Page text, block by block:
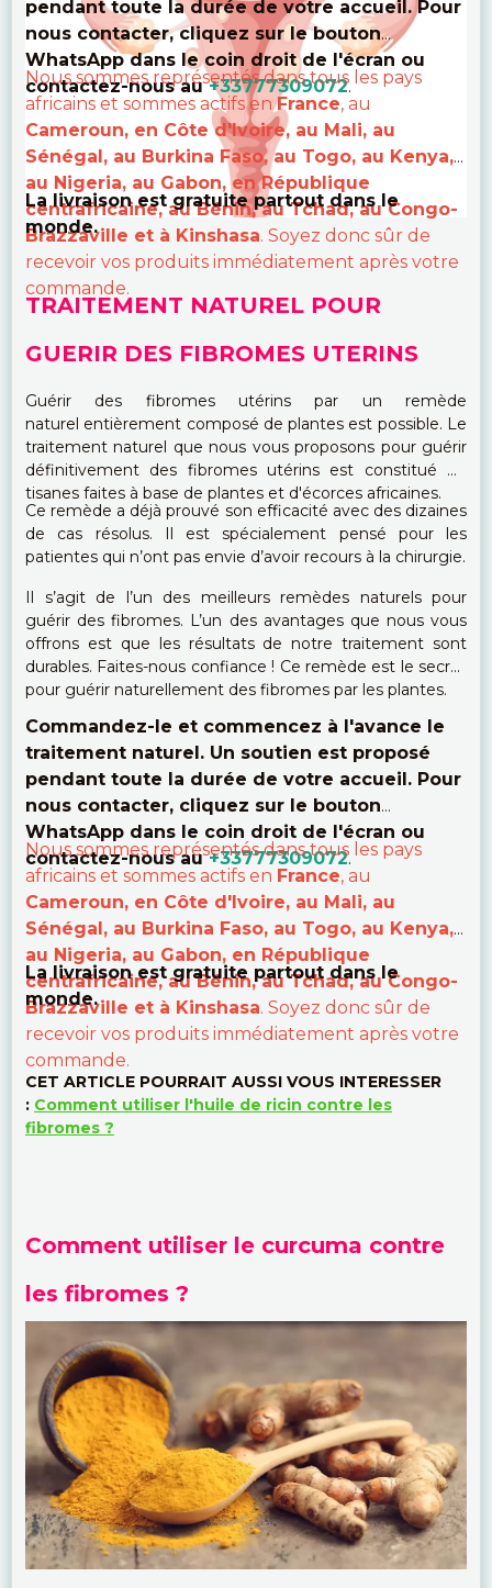
pendant toute la durée de votre accueil. Pour
nous contacter, cliquez sur le bouton
WhatsApp dans le coin droit de l'écran ou
contactez-nous au+33777309072.
Nous sommes représentés dans tous les pays
africains et sommes actifs enFrance, au
Cameroun, en Côte d'Ivoire, au Mali, au
Sénégal, au Burkina Faso, au Togo, au Kenya,
au Nigeria, au Gabon, en République
centrafricaine, au Bénin, au Tchad, au Congo-
Brazzaville et à Kinshasa. Soyez donc sûr de
recevoir vos produits immédiatement après votre
commande.
La livraison est gratuite partout dans le
monde.
TRAITEMENT NATUREL POUR
GUERIR DES FIBROMES UTERINS
Guérir des fibromes utérins par un remède
naturel entièrement composé de plantes est possible. Le
traitement naturel que nous vous proposons pour guérir
définitivement des fibromes utérins est constitué de
tisanes faites à base de plantes et d'écorces africaines.
Ce remède a déjà prouvé son efficacité avec des dizaines
de cas résolus. Il est spécialement pensé pour les
patientes qui n’ont pas envie d’avoir recours à la chirurgie.
Il s’agit de l’un des meilleurs remèdes naturels pour
guérir des fibromes. L’un des avantages que nous vous
offrons est que les résultats de notre traitement sont
durables. Faites-nous confiance ! Ce remède est le secret
pour guérir naturellement des fibromes par les plantes.
Commandez-le et commencez à l'avance le
traitement naturel. Un soutien est proposé
pendant toute la durée de votre accueil. Pour
nous contacter, cliquez sur le bouton
WhatsApp dans le coin droit de l'écran ou
contactez-nous au+33777309072.
Nous sommes représentés dans tous les pays
africains et sommes actifs en France, au
Cameroun, en Côte d'Ivoire, au Mali, au
Sénégal, au Burkina Faso, au Togo, au Kenya,
au Nigeria, au Gabon, en République
centrafricaine, au Bénin, au Tchad, au Congo-
Brazzaville et à Kinshasa. Soyez donc sûr de
recevoir vos produits immédiatement après votre
commande.
La livraison est gratuite partout dans le
monde.
CET ARTICLE POURRAIT AUSSI VOUS INTERESSER
: Comment utiliser l'huile de ricin contre les
fibromes ?
Comment utiliser le curcuma contre
les fibromes ?